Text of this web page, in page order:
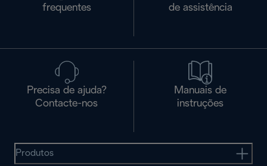
frequentes
de assistência
Precisa de ajuda?
Contacte-nos
Manuais de
instruções
Produtos